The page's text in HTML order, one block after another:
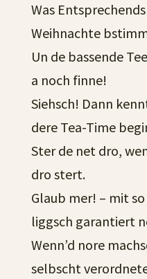
Was
Weihnachte
Un de bassende
a noch finne!
Siehsch! Dann
dere Tea-Time
Ster de net dro,
dro stert.
Glaub mer! – mit
liggsch garantiert
Wenn’d nore
selbscht